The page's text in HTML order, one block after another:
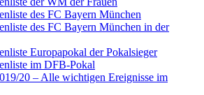
des FC Bayern München
des FC Bayern München in der
Europapokal der Pokalsieger
im DFB-Pokal
20 – Alle wichtigen Ereignisse im